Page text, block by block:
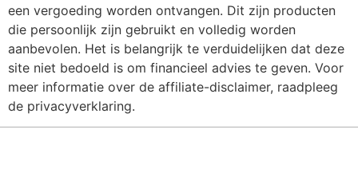
een vergoeding worden ontvangen. Dit zijn producten
die persoonlijk zijn gebruikt en volledig worden
aanbevolen. Het is belangrijk te verduidelijken dat deze
site niet bedoeld is om financieel advies te geven. Voor
meer informatie over de affiliate-disclaimer, raadpleeg
de privacyverklaring.